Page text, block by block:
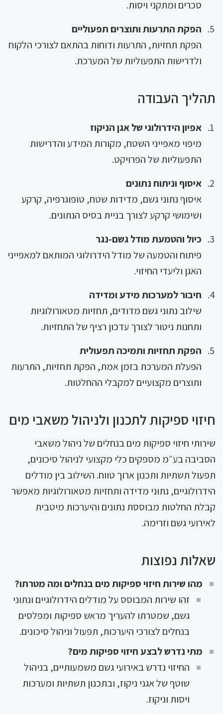
סכרים ומתקני ויסות.
הפקת התרעות ותוצרים תפעוליים
הפקת תחזיות, התרעות ודוחות בהתאם לצורכי הלקוח
ולדרישות התפעוליות של המערכת.
תהליך העבודה
אפיון הידרולוגי של אגן הניקוז
מיפוי מאפייני השטח, מקורות המידע והדרישות
התפעוליות של הפרויקט.
איסוף וניתוח נתונים
איסוף נתוני גשם, מדידות שטח, טופוגרפיה, קרקע
ושימושי קרקע לצורך בניית בסיס הנתונים.
כיול והטמעת מודל גשם-נגר
פיתוח והטמעה של מודל הידרולוגי המותאם למאפייני
האגן וליעדי החיזוי.
חיבור למערכות מידע ומדידה
שילוב נתוני גשם מדודים, תחזיות מטאורולוגיות
ותחנות ניטור לצורך עדכון רציף של התחזיות.
הפקת תחזיות ותמיכה תפעולית
הפעלת המערכת בזמן אמת, הפקת תחזיות, התרעות
ותוצרים מקצועיים למקבלי ההחלטות.
חיזוי ספיקות לתכנון ולניהול משאבי מים
שירותי חיזוי ספיקות מים בנחלים של ניהול משאבי
הסביבה בע״מ מספקים כלי מקצועי לניהול סיכונים,
תפעול תשתיות ותכנון ארוך טווח. השילוב בין מודלים
הידרולוגיים, נתוני מדידה ותחזיות מטאורולוגיות מאפשר
קבלת החלטות מבוססת נתונים והיערכות מיטבית
לאירועי גשם וזרימה.
שאלות נפוצות
מהו שירות חיזוי ספיקות מים בנחלים ומה מטרתו?
זהו שירות המבוסס על מודלים הידרולוגיים ונתוני
גשם, שמטרתו להעריך מראש ספיקות ומפלסים
בנחלים לצורכי היערכות, תפעול וניהול סיכונים.
מתי נדרש לבצע חיזוי ספיקות מים?
החיזוי נדרש באירועי גשם משמעותיים, בניהול
שוטף של אגני ניקוז, ובתכנון תשתיות ומערכות
ויסות וניקוז.